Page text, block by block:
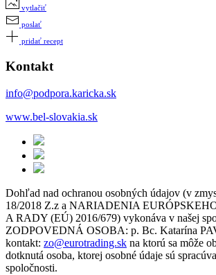
vytlačiť
poslať
pridať recept
Kontakt
info@podpora.karicka.sk
www.bel-slovakia.sk
Dohľad nad ochranou osobných údajov (v
18/2018 Z.z a NARIADENIA
A RADY (EÚ) 2016/679) vykonáva v našej
ZODPOVEDNÁ OSOBA: p. Bc. Katarína
kontakt: zo@eurotrading.sk na ktorú sa môže
dotknutá osoba, ktorej osobné údaje sú
spoločnosti.